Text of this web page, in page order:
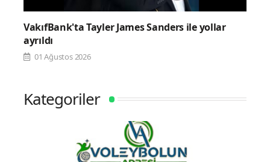
VakıfBank'ta Tayler James Sanders ile yollar
ayrıldı
01 Ağustos 2026
Kategoriler